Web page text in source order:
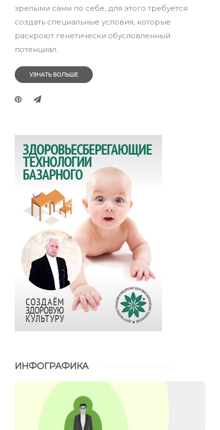
зрелыми сами по себе, для этого требуется
создать специальные условия, которые
раскроют генетически обусловленный
потенциал.
УЗНАТЬ БОЛЬШЕ
ИНФОГРАФИКА